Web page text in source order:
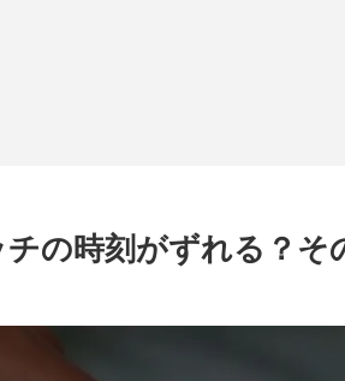
の時刻がずれる？そ